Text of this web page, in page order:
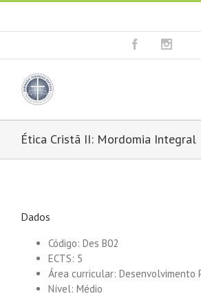
Facebook
Ética Cristã II: Mordomia Integral
Dados
Código: Des B02
ECTS: 5
Área curricular: Desenvolvimento
Nível: Médio